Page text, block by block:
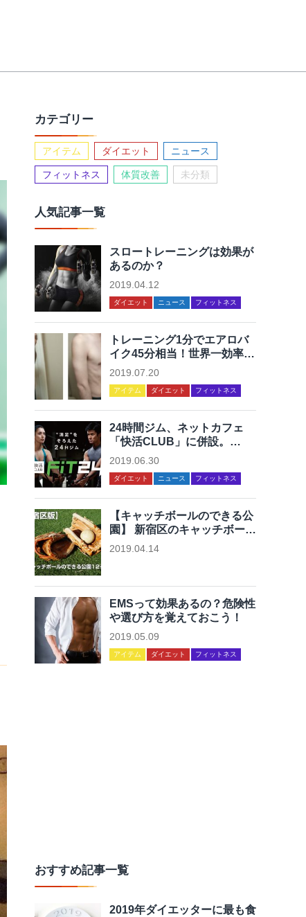
カテゴリー
アイテム ダイエット ニュース
フィットネス 体質改善 未分類
人気記事一覧
スロートレーニングは効果が
あるのか？
2019.04.12
ダイエット ニュース フィットネス
トレーニング1分でエアロバ
イク45分相当！世界一効率が
いい最高の運動を集めてみた
2019.07.20
アイテム ダイエット フィットネス
24時間ジム、ネットカフェ
「快活CLUB」に併設。
「FiT24」続々オープン。
2019.06.30
ダイエット ニュース フィットネス
【キャッチボールのできる公
園】 新宿区のキャッチボール
のできる公園12ヶ所まとめ
2019.04.14
EMSって効果あるの？危険性
や選び方を覚えておこう！
2019.05.09
アイテム ダイエット フィットネス
おすすめ記事一覧
2019年ダイエッターに最も食